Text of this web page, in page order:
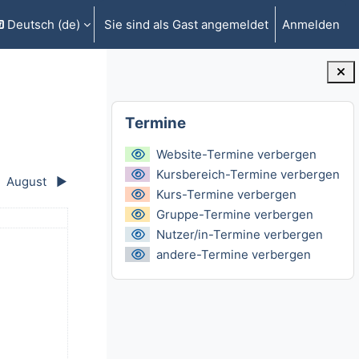
umschalten
Deutsch ‎(de)‎ Sie sind als Gast angemeldet Anmelden
Blöcke
Termine überspringen
Termine
Website-Termine verbergen
Kursbereich-Termine verbergen
Kurs-Termine verbergen
Gruppe-Termine verbergen
Nutzer/in-Termine verbergen
andere-Termine verbergen
August ▶︎
5. Juli
Termine, Sonntag, 6. Juli